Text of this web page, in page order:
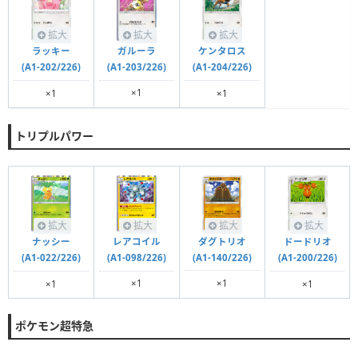
拡大
ラッキー
(A1-202/226)
×1
拡大
ガルーラ
(A1-203/226)
×1
拡大
ケンタロス
(A1-204/226)
×1
トリプルパワー
拡大
ナッシー
(A1-022/226)
×1
拡大
レアコイル
(A1-098/226)
×1
拡大
ダグトリオ
(A1-140/226)
×1
拡大
ドードリオ
(A1-200/226)
×1
ポケモン超特急